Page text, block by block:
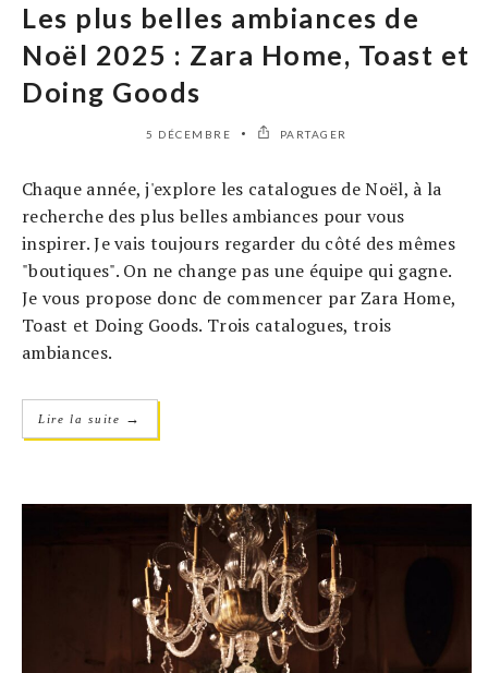
Les plus belles ambiances de
Noël 2025 : Zara Home, Toast et
Doing Goods
5 DÉCEMBRE PARTAGER
Chaque année, j'explore les catalogues de Noël, à la
recherche des plus belles ambiances pour vous
inspirer. Je vais toujours regarder du côté des mêmes
"boutiques". On ne change pas une équipe qui gagne.
Je vous propose donc de commencer par Zara Home,
Toast et Doing Goods. Trois catalogues, trois
ambiances.
Lire la suite →